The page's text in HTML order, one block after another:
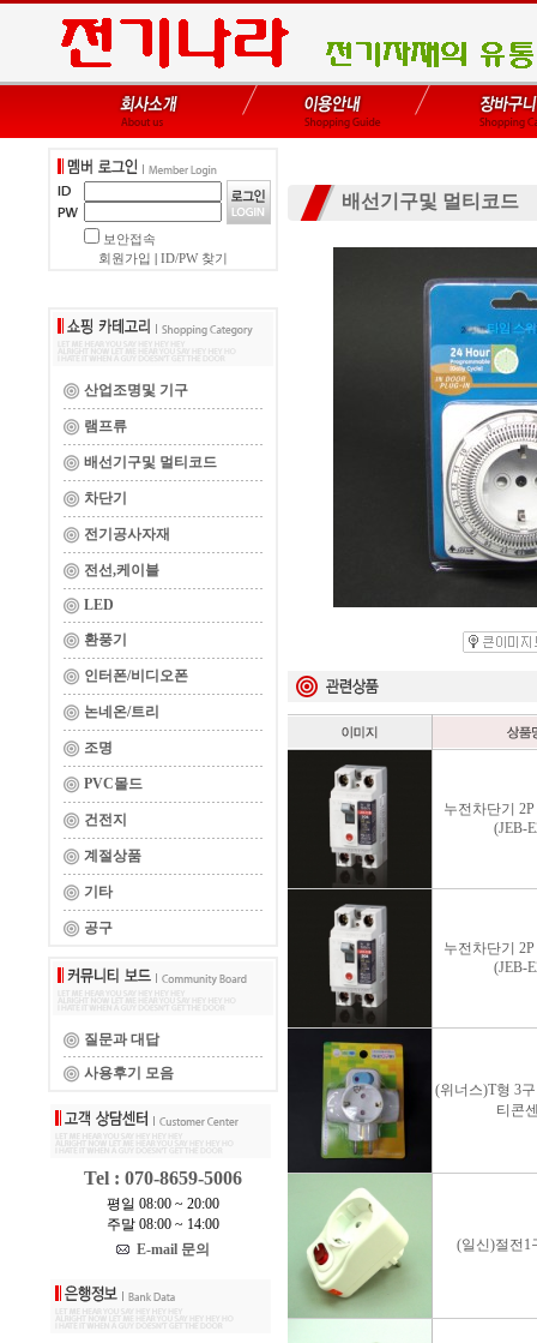
보안접속
회원가입
ID/PW 찾기
산업조명및 기구
램프류
배선기구및 멀티코드
차단기
전기공사자재
전선,케이블
LED
환풍기
인터폰/비디오폰
논네온/트리
조명
PVC몰드
건전지
계절상품
기타
공구
질문과 대답
사용후기 모음
Tel : 070-8659-5006
평일 08:00 ~ 20:00
주말 08:00 ~ 14:00
E-mail 문의
배선기구및 멀티코드
누전차단기
(JEB-
누전차단기
(JEB-
(위너스)T형 3
티콘
(일신)절전1